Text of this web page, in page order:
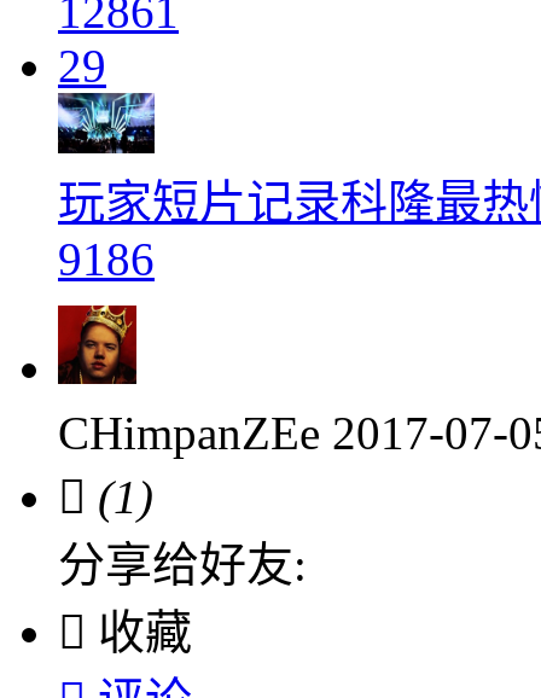
12861
29
玩家短片记录科隆最热
9186
CHimpanZEe 2017-07-
 (1)
分享给好友:
 收藏